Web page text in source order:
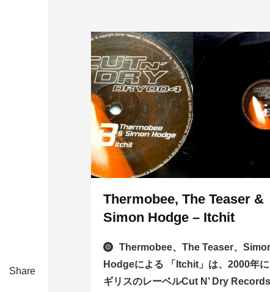
Share
Thermobee, The Teaser &
Simon Hodge – Itchit
Thermobee、The Teaser、
Hodgeによる 「Itchit」は、2000年に
ギリスのレーベルCut N’ Dry Records